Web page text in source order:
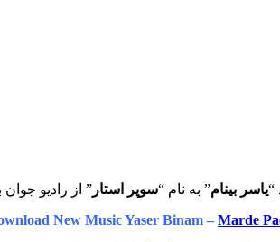
“یاسر بینام” به نام “سوپر استار” از رادیو جوان
New Music Yaser Binam – Marde